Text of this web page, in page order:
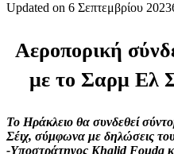
Updated on 6 Σεπτεμβρίου 2023
Αεροπορική
με το Σαρμ Ελ
Το Ηράκλειο θα συνδεθεί
Σέιχ, σύμφωνα με δηλώσεις
-Υποστράτηγος Khalid Fouda